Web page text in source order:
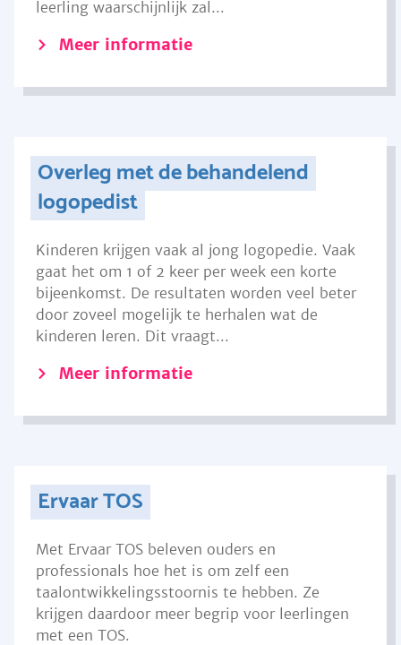
leerling waarschijnlijk zal...
Meer informatie
Overleg met de behandelend
logopedist
Kinderen krijgen vaak al jong logopedie. Vaak
gaat het om 1 of 2 keer per week een korte
bijeenkomst. De resultaten worden veel beter
door zoveel mogelijk te herhalen wat de
kinderen leren. Dit vraagt...
Meer informatie
Ervaar TOS
Met Ervaar TOS beleven ouders en
professionals hoe het is om zelf een
taalontwikkelingsstoornis te hebben. Ze
krijgen daardoor meer begrip voor leerlingen
met een TOS.